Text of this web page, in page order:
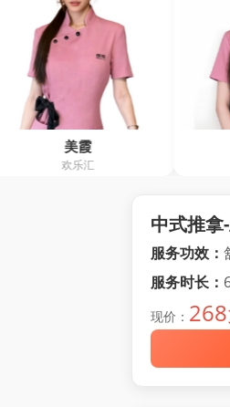
中式推拿
服务功效：
服务时长：
现价：